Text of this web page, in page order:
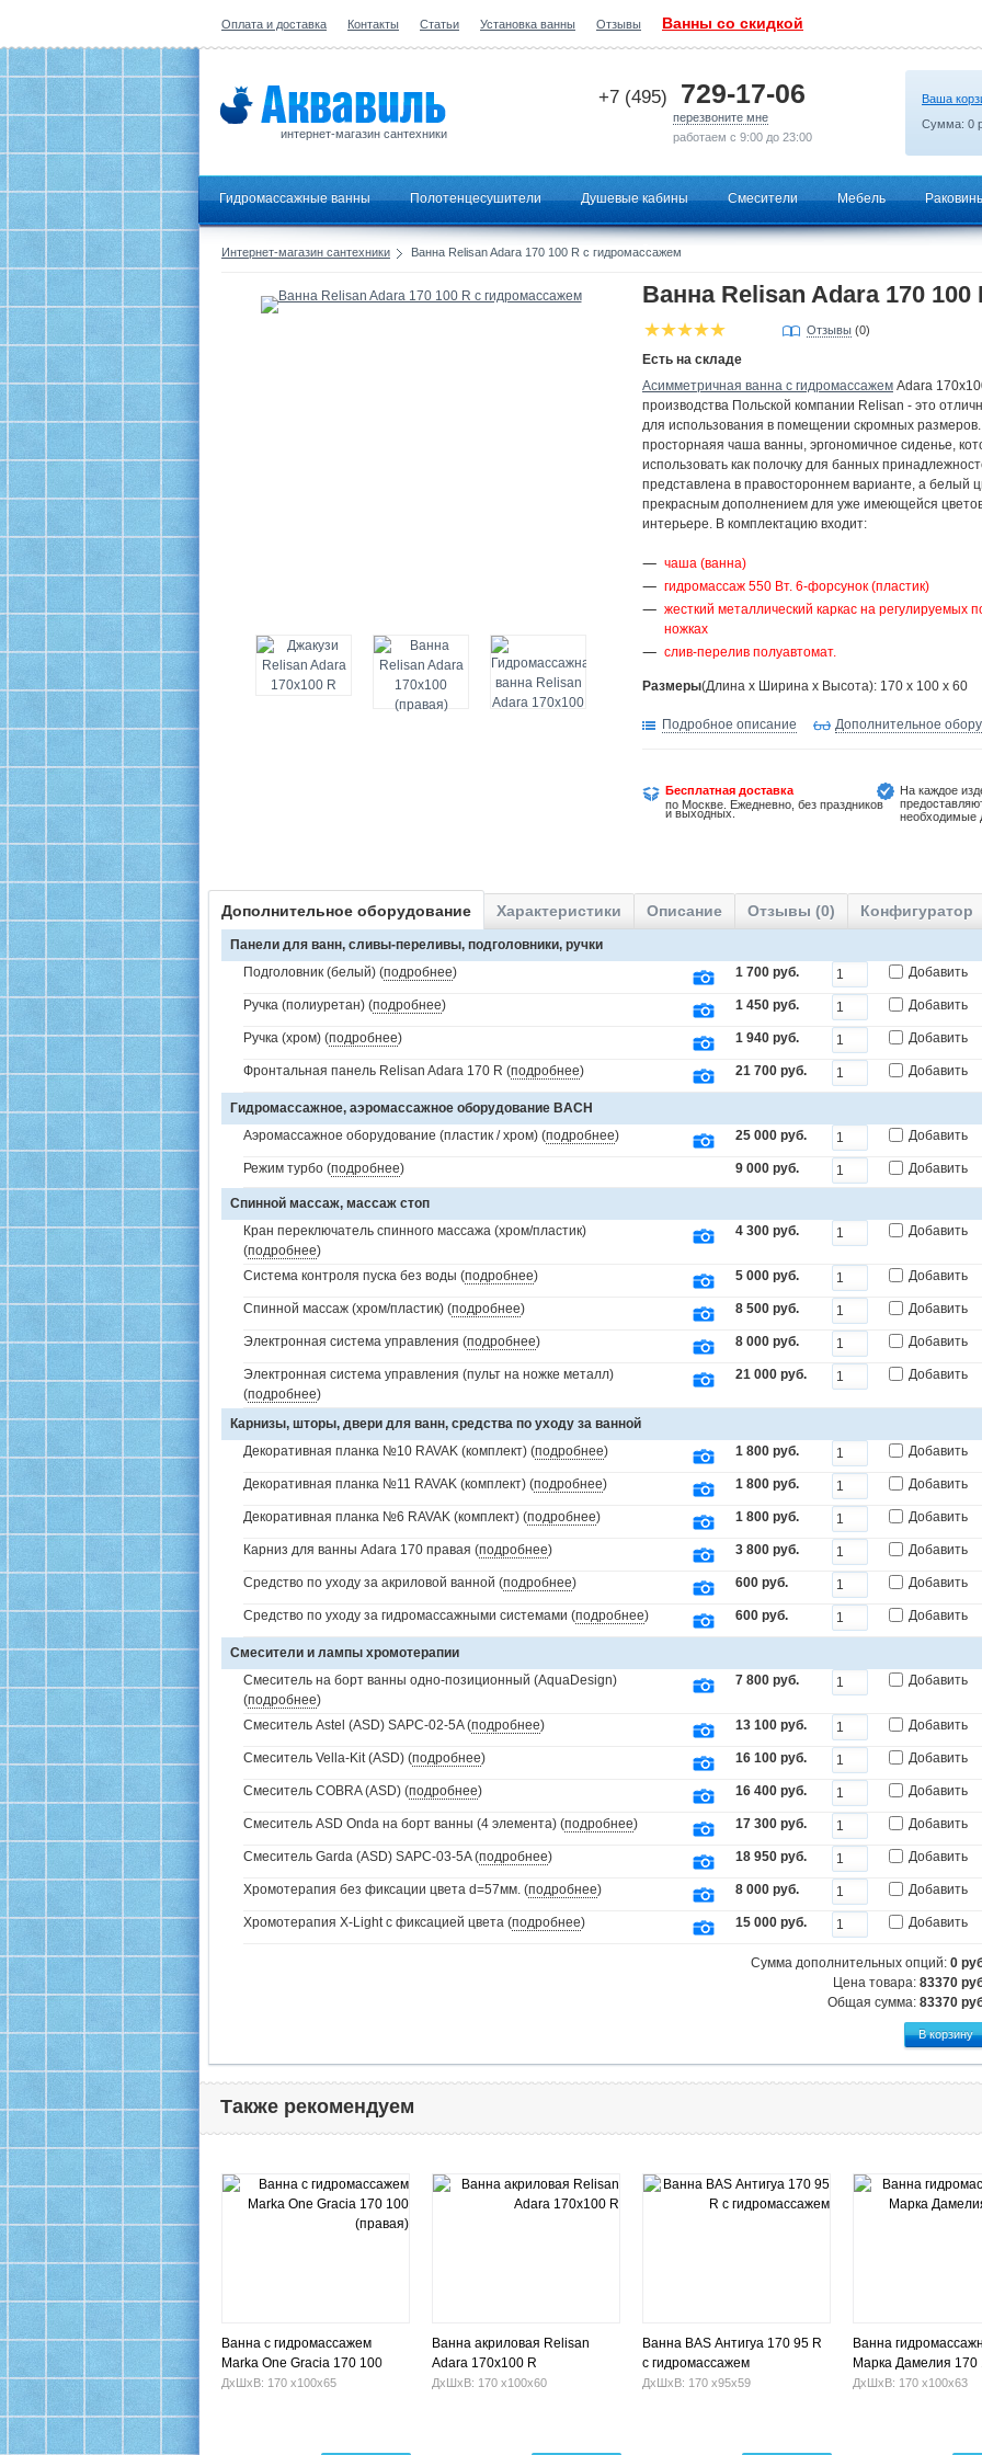
Оплата и доставка Контакты Статьи Установка ванны Отзывы Ванны со скидкой
интернет-магазин сантехники
+7 (495) 729-17-06
перезвоните мне
работаем с 9:00 до 23:00
Ваша
Сумма: 0
Гидромассажные ванны Полотенцесушители Душевые кабины Смесители Мебель
Интернет-магазин сантехники Ванна Relisan Adara 170 100 R с гидромассажем
Ванна Relisan Adara 170
Отзывы (0)
Есть на складе
Асимметричная ванна с гидромассажем Adara
производства Польской компании Relisan - это
для использования в помещении скромных
просторнаяя чаша ванны, эргономичное сиденье,
использовать как полочку для банных
представлена в правостороннем варианте, а белый
прекрасным дополнением для уже имеющейся
интерьере. В комплектацию входит:
чаша (ванна)
гидромассаж 550 Вт. 6-форсунок (пластик)
жесткий металлический каркас на регулируемых
ножках
слив-перелив полуавтомат.
Размеры(Длина х Ширина х Высота): 170 x 100 x 60
Подробное описание Дополнительное
Бесплатная доставка
по Москве. Ежедневно, без праздников
и выходных.
На каждое
необходимые
Дополнительное оборудование Характеристики Описание Отзывы (0) Конфигуратор
Панели для ванн, сливы-переливы, подголовники, ручки
Подголовник (белый) (подробнее) 1 700 руб. Добавить
Ручка (полиуретан) (подробнее) 1 450 руб. Добавить
Ручка (хром) (подробнее) 1 940 руб. Добавить
Фронтальная панель Relisan Adara 170 R (подробнее) 21 700 руб. Добавить
Гидромассажное, аэромассажное оборудование BACH
Аэромассажное оборудование (пластик / хром) (подробнее) 25 000 руб. Добавить
Режим турбо (подробнее) 9 000 руб. Добавить
Спинной массаж, массаж стоп
Кран переключатель спинного массажа (хром/пластик)
(подробнее)
4 300 руб. Добавить
Система контроля пуска без воды (подробнее) 5 000 руб. Добавить
Спинной массаж (хром/пластик) (подробнее) 8 500 руб. Добавить
Электронная система управления (подробнее) 8 000 руб. Добавить
Электронная система управления (пульт на ножке металл)
(подробнее)
21 000 руб. Добавить
Карнизы, шторы, двери для ванн, средства по уходу за ванной
Декоративная планка №10 RAVAK (комплект) (подробнее) 1 800 руб. Добавить
Декоративная планка №11 RAVAK (комплект) (подробнее) 1 800 руб. Добавить
Декоративная планка №6 RAVAK (комплект) (подробнее) 1 800 руб. Добавить
Карниз для ванны Adara 170 правая (подробнее) 3 800 руб. Добавить
Средство по уходу за акриловой ванной (подробнее) 600 руб. Добавить
Средство по уходу за гидромассажными системами (подробнее) 600 руб. Добавить
Смесители и лампы хромотерапии
Смеситель на борт ванны одно-позиционный (AquaDesign)
(подробнее)
7 800 руб. Добавить
Смеситель Astel (ASD) SAPC-02-5A (подробнее) 13 100 руб. Добавить
Смеситель Vella-Kit (ASD) (подробнее) 16 100 руб. Добавить
Смеситель COBRA (ASD) (подробнее) 16 400 руб. Добавить
Смеситель ASD Onda на борт ванны (4 элемента) (подробнее) 17 300 руб. Добавить
Смеситель Garda (ASD) SAPC-03-5A (подробнее) 18 950 руб. Добавить
Хромотерапия без фиксации цвета d=57мм. (подробнее) 8 000 руб. Добавить
Хромотерапия X-Light с фиксацией цвета (подробнее) 15 000 руб. Добавить
Сумма дополнительных опций: 0
Цена товара: 83370
Общая сумма: 83370
Также рекомендуем
Ванна с гидромассажем
Marka One Gracia 170 100
(правая)
ДхШхВ: 170 х100х65
Ванна акриловая Relisan
Adara 170x100 R
ДхШхВ: 170 х100х60
Ванна BAS Антигуа 170 95 R
с гидромассажем
ДхШхВ: 170 х95х59
Ванна
Марка Дамелия 170
(левая)
ДхШхВ: 170 х100х63